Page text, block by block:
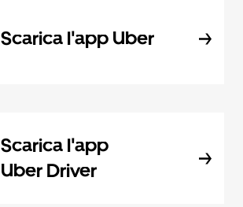
Scarica l'app Uber
Scarica l'app
Uber Driver